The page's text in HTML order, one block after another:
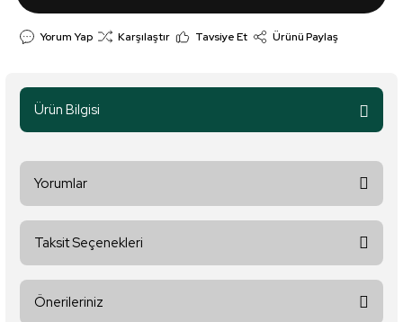
Yorum Yap Karşılaştır Tavsiye Et Ürünü Paylaş
Ürün Bilgisi
Yorumlar
Taksit Seçenekleri
Önerileriniz